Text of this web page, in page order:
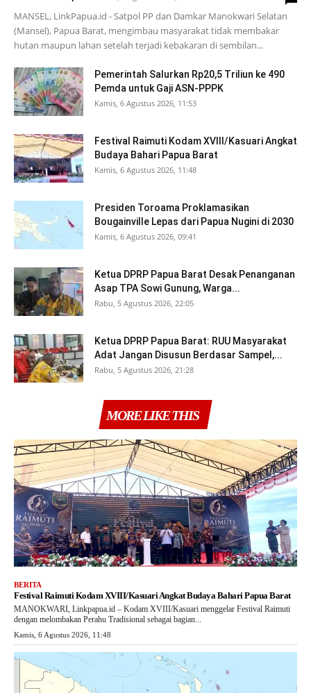
MANSEL, LinkPapua.id - Satpol PP dan Damkar Manokwari Selatan
(Mansel), Papua Barat, mengimbau masyarakat tidak membakar
hutan maupun lahan setelah terjadi kebakaran di sembilan...
Pemerintah Salurkan Rp20,5 Triliun ke 490
Pemda untuk Gaji ASN-PPPK
Kamis, 6 Agustus 2026, 11:53
Festival Raimuti Kodam XVIII/Kasuari Angkat
Budaya Bahari Papua Barat
Kamis, 6 Agustus 2026, 11:48
Presiden Toroama Proklamasikan
Bougainville Lepas dari Papua Nugini di 2030
Kamis, 6 Agustus 2026, 09:41
Ketua DPRP Papua Barat Desak Penanganan
Asap TPA Sowi Gunung, Warga...
Rabu, 5 Agustus 2026, 22:05
Ketua DPRP Papua Barat: RUU Masyarakat
Adat Jangan Disusun Berdasar Sampel,...
Rabu, 5 Agustus 2026, 21:28
MORE LIKE THIS
BERITA
Festival Raimuti Kodam XVIII/Kasuari Angkat Budaya Bahari Papua Barat
MANOKWARI, Linkpapua.id – Kodam XVIII/Kasuari menggelar Festival Raimuti
dengan melombakan Perahu Tradisional sebagai bagian...
Kamis, 6 Agustus 2026, 11:48